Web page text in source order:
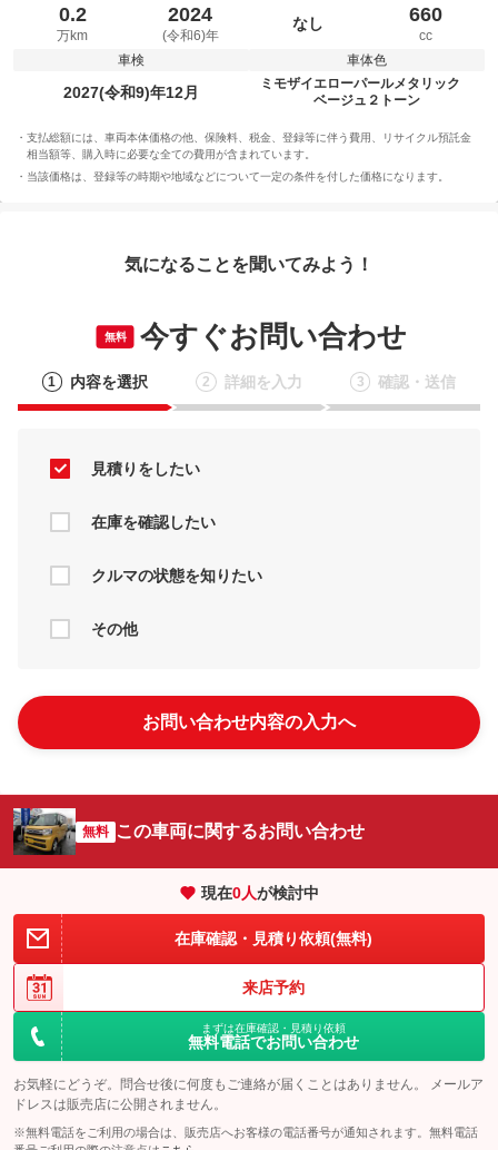
0.2
万km
2024
(令和6)年
なし 660
cc
車検
2027(令和9)年12月
車体色
ミモザイエローパールメタリック
ベージュ２トーン
支払総額には、車両本体価格の他、保険料、税金、登録等に伴う費用、リサイクル預託金
相当額等、購入時に必要な全ての費用が含まれています。
当該価格は、登録等の時期や地域などについて一定の条件を付した価格になります。
気になることを聞いてみよう！
無料 今すぐお問い合わせ
1 内容を選択 2 詳細を入力 3 確認・送信
見積りをしたい
在庫を確認したい
クルマの状態を知りたい
その他
お問い合わせ内容の入力へ
無料 この車両に関するお問い合わせ
現在0人が検討中
在庫確認・見積り依頼(無料)
来店予約
まずは在庫確認・見積り依頼
無料電話でお問い合わせ
お気軽にどうぞ。問合せ後に何度もご連絡が届くことはありません。 メールア
ドレスは販売店に公開されません。
※無料電話をご利用の場合は、販売店へお客様の電話番号が通知されます。無料電話